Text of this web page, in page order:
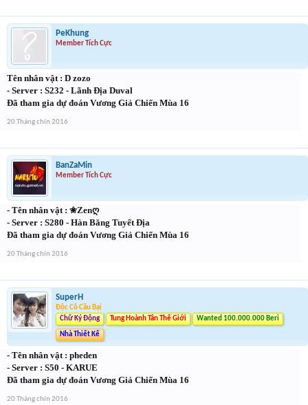
PeKhung
Member Tích Cực
Tên nhân vật : D zozo
- Server : S232 - Lãnh Địa Duval
Đã tham gia dự đoán Vương Giả Chiến Mùa 16
20 Tháng chín 2016
BanZaMin
Member Tích Cực
- Tên nhân vật : ✬Zenღ
- Server : S280 - Hàn Băng Tuyết Địa
Đã tham gia dự đoán Vương Giả Chiến Mùa 16
20 Tháng chín 2016
SuperH
Độc Cô Cầu Bại
Chữ Ký Động
Tung Hoành Tân Thế Giới Wanted 100.000.000 Beri
Nhà Thiết Kế
- Tên nhân vật : pheden
- Server : S50 - KARUE
Đã tham gia dự đoán Vương Giả Chiến Mùa 16
20 Tháng chín 2016